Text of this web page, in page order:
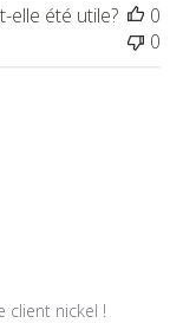
elle été utile?
0
0
client nickel !